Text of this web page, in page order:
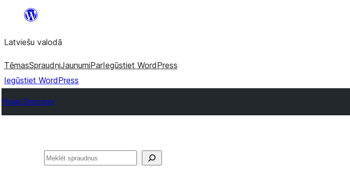
Pāriet
saturu
Latviešu valodā
TēmasSpraudņiJaunumiParIegūstiet WordPress
Iegūstiet WordPress
Plugin Directory
Meklēt